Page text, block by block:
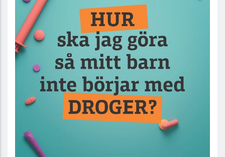
Hur ska jag göra så mitt barn inte börjar med